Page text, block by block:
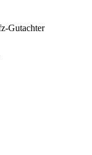
Gutachter